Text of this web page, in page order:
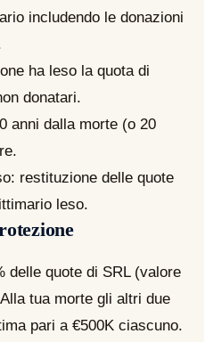
includendo le donazioni
ha leso la quota di
donatari.
anni dalla morte (o 20
restituzione delle quote
leso.
delle quote di SRL (valore
tua morte gli altri due
pari a €500K ciascuno.